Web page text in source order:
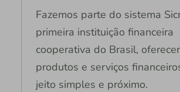
Fazemos parte do sistema
primeira instituição financeira
cooperativa do Brasil,
produtos e serviços
jeito simples e próximo.